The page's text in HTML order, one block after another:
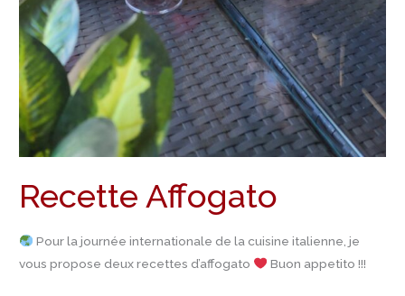
Recette Affogato
Pour la journée internationale de la cuisine italienne, je
vous propose deux recettes d’affogato
Buon appetito !!!